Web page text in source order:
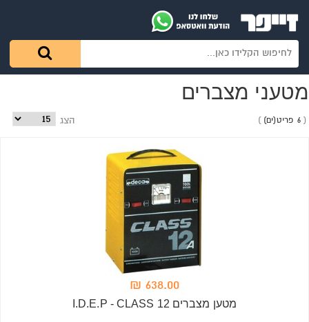
מטעני מצברים
6 פריט(ים) הצג
638.00 ₪
מטען מצברים I.D.E.P - CLASS 12